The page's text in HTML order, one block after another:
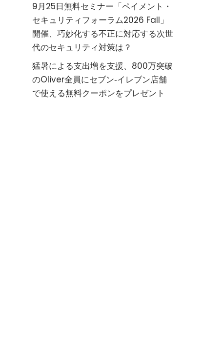
9月25日無料セミナー「ペイメント・
セキュリティフォーラム2026 Fall」
開催、巧妙化する不正に対応する次世
代のセキュリティ対策は？
猛暑による支出増を支援、800万突破
のOliver全員にセブン‐イレブン店舗
で使える無料クーポンをプレゼント